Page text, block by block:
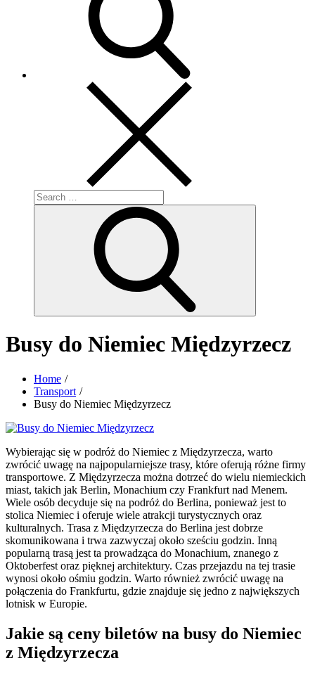
Search
for:
Busy do Niemiec Międzyrzecz
Home
Transport
Busy do Niemiec Międzyrzecz
Wybierając się w podróż do Niemiec z Międzyrzecza, warto
zwrócić uwagę na najpopularniejsze trasy, które oferują różne firmy
transportowe. Z Międzyrzecza można dotrzeć do wielu niemieckich
miast, takich jak Berlin, Monachium czy Frankfurt nad Menem.
Wiele osób decyduje się na podróż do Berlina, ponieważ jest to
stolica Niemiec i oferuje wiele atrakcji turystycznych oraz
kulturalnych. Trasa z Międzyrzecza do Berlina jest dobrze
skomunikowana i trwa zazwyczaj około sześciu godzin. Inną
popularną trasą jest ta prowadząca do Monachium, znanego z
Oktoberfest oraz pięknej architektury. Czas przejazdu na tej trasie
wynosi około ośmiu godzin. Warto również zwrócić uwagę na
połączenia do Frankfurtu, gdzie znajduje się jedno z największych
lotnisk w Europie.
Jakie są ceny biletów na busy do Niemiec
z Międzyrzecza